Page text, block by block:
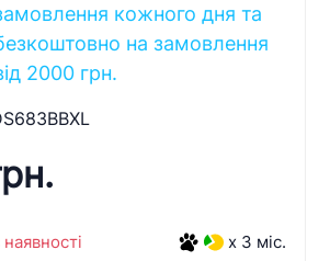
кожного дня та
на замовлення
2000 грн.
x 3 міс.